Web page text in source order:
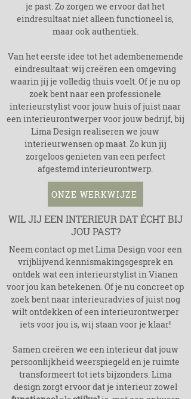
je past. Zo zorgen we ervoor dat het
eindresultaat niet alleen functioneel is,
maar ook authentiek.
Van het eerste idee tot het adembenemende
eindresultaat: wij creëren een omgeving
waarin jij je volledig thuis voelt. Of je nu op
zoek bent naar een professionele
interieurstylist voor jouw huis of juist naar
een interieurontwerper voor jouw bedrijf, bij
Lima Design realiseren we jouw
interieurwensen op maat. Zo kun jij
zorgeloos genieten van een perfect
afgestemd interieurontwerp.
ONZE WERKWIJZE
WIL JIJ EEN INTERIEUR DAT ÉCHT BIJ
JOU PAST?
Neem contact op met Lima Design voor een
vrijblijvend kennismakingsgesprek en
ontdek wat een interieurstylist in Vianen
voor jou kan betekenen. Of je nu concreet op
zoek bent naar interieuradvies of juist nog
wilt ontdekken of een interieurontwerper
iets voor jou is, wij staan voor je klaar!
Samen creëren we een interieur dat jouw
persoonlijkheid weerspiegeld en je ruimte
transformeert tot iets bijzonders. Lima
design zorgt ervoor dat je interieur zowel